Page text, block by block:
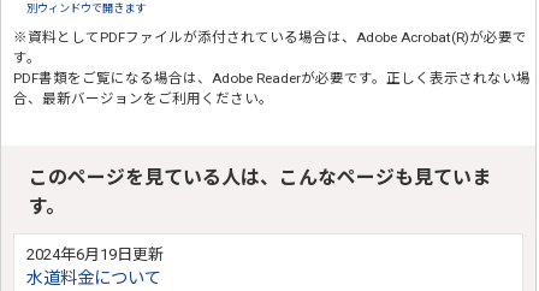
別ウィンドウで開きます
※資料としてPDFファイルが添付されている場合は、 Adobe Acrobat(R)が必要で
す。
PDF書類をご覧になる場合は、 Adobe Readerが必要です。正しく表示されない場
合、最新バージョンをご利用ください。
このページを見ている人は、こんなページも見ていま
す。
2024年6月19日更新
水道料金について